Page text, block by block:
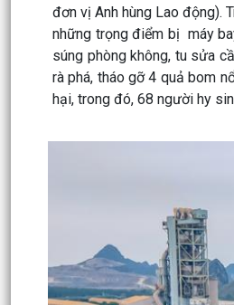
đơn vị Anh hùng Lao động).
những trọng điểm bị máy
súng phòng không, tu sửa
rà phá, tháo gỡ 4 quả bom
hại, trong đó, 68 người hy